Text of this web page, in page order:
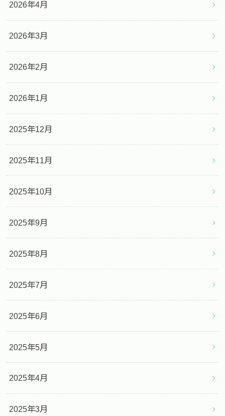
2026年4月
2026年3月
2026年2月
2026年1月
2025年12月
2025年11月
2025年10月
2025年9月
2025年8月
2025年7月
2025年6月
2025年5月
2025年4月
2025年3月